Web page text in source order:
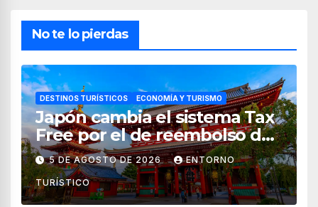
No te lo pierdas
DESTINOS TURÍSTICOS ECONOMÍA Y TURISMO
Japón cambia el sistema Tax
Free por el de reembolso de
impuestos desde noviembre
de 2026
5 DE AGOSTO DE 2026 ENTORNO
TURÍSTICO